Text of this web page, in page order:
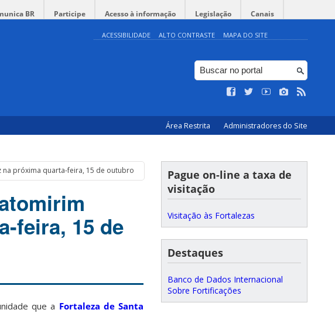
BR Participe Acesso à informação Legislação Canais
ACESSIBILIDADE ALTO CONTRASTE MAPA DO SITE
Área Restrita Administradores do Site
na próxima quarta-feira, 15 de outubro
feira, 15 de
que a Fortaleza de Santa
Pague on-line a taxa de
visitação
Visitação às Fortalezas
Destaques
Banco de Dados Internacional
Sobre Fortificações